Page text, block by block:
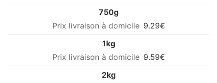
750g
9.29€
1kg
9.59€
2kg